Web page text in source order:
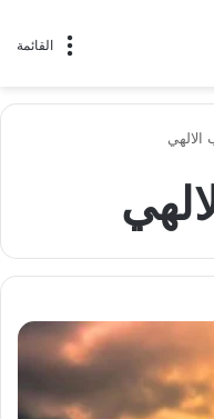
القائمة
الالهي